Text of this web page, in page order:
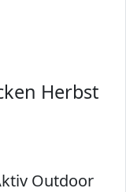
Herbst
Outdoor